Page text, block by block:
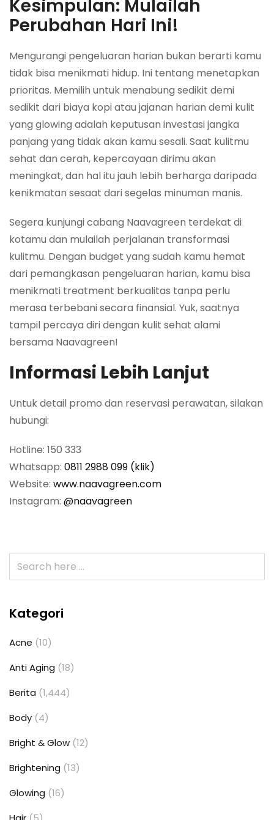
Kesimpulan: Mulailah
Perubahan Hari Ini!
Mengurangi pengeluaran harian bukan berarti kamu
tidak bisa menikmati hidup. Ini tentang menetapkan
prioritas. Memilih untuk menabung sedikit demi
sedikit dari biaya kopi atau jajanan harian demi kulit
yang glowing adalah keputusan investasi jangka
panjang yang tidak akan kamu sesali. Saat kulitmu
sehat dan cerah, kepercayaan dirimu akan
meningkat, dan hal itu jauh lebih berharga daripada
kenikmatan sesaat dari segelas minuman manis.
Segera kunjungi cabang Naavagreen terdekat di
kotamu dan mulailah perjalanan transformasi
kulitmu. Dengan budget yang sudah kamu hemat
dari pemangkasan pengeluaran harian, kamu bisa
menikmati treatment berkualitas tanpa perlu
merasa terbebani secara finansial. Yuk, saatnya
tampil percaya diri dengan kulit sehat alami
bersama Naavagreen!
Informasi Lebih Lanjut
Untuk detail promo dan reservasi perawatan, silakan
hubungi:
Hotline: 150 333
Whatsapp: 0811 2988 099 (klik)
Website: www.naavagreen.com
Instagram: @naavagreen
Kategori
Acne (10)
Anti Aging (18)
Berita (1,444)
Body (4)
Bright & Glow (12)
Brightening (13)
Glowing (16)